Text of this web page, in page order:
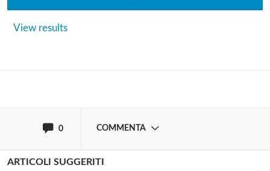
View results
0 COMMENTA
commentare!
ARTICOLI SUGGERITI